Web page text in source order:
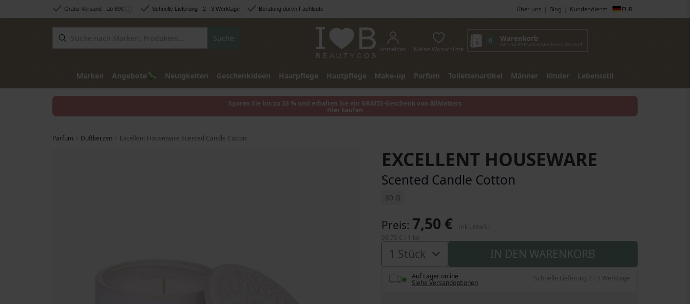
Zum Inhalt springenGratis Versand - ab 89€ Schnelle Lieferung - 2 - 3 Werktage Beratung durch Fachleute EUR
Über uns Blog Kundendienst
Suche
Anmelden Meine Wunschliste
0 Warenkorb
Sie sind 89 € von kostenlosem Versand!
Marken Angebote💸 Neuigkeiten Geschenkideen Haarpflege Hautpflege Make-up Parfum Toilettenartikel Männer Kinder Lebensstil
Sparen Sie bis zu 33 % und erhalten Sie ein GRATIS-Geschenk von AllMatters
Hier kaufen
Parfum Duftkerzen Excellent Houseware Scented Candle Cotton
EXCELLENT HOUSEWARE
Scented Candle Cotton
80 G
Preis 7,50 €
IN DEN WARENKORB
Auf Lager online
Siehe Versandoptionen
Schnelle Lieferung 2 - 3 Werktage